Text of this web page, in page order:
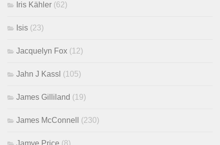
Iris Kähler (62)
Isis (23)
Jacquelyn Fox (12)
Jahn J Kassl (105)
James Gilliland (19)
James McConnell (230)